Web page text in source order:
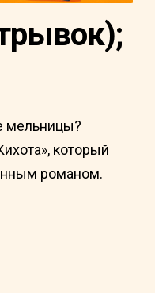
мельницы?
который
романом.